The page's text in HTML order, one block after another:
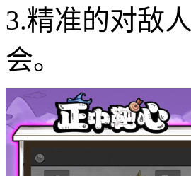
3.精准的对敌
会。